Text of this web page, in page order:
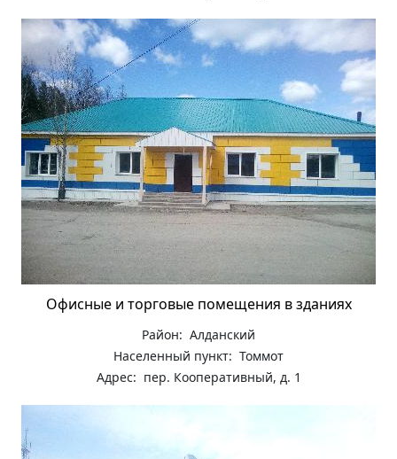
Офисные и торговые помещения в зданиях
Район: Алданский
Населенный пункт: Томмот
Адрес: пер. Кооперативный, д. 1